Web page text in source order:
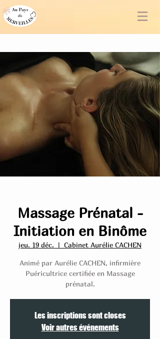
Massage Prénatal -
Initiation en Binôme
jeu. 19 déc.
  |
Cabinet Aurélie CACHEN
Animé par Aurélie CACHEN, infirmière
Puéricultrice certifiée en Massage
prénatal.
Les inscriptions sont closes
Voir autres événements